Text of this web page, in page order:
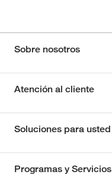
Sobre nosotros
Atención al cliente
Soluciones para usted
Programas y Servicios